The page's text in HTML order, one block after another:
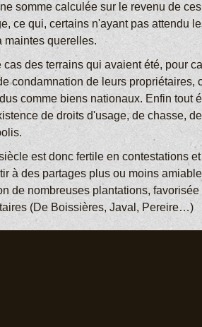
somme calculée sur le revenu de
ce qui, certains n'ayant pas attendu
maintes querelles.
cas des terrains qui avaient été, pour
condamnation de leurs propriétaires,
comme biens nationaux. Enfin tout
de droits d'usage, de chasse,
est donc fertile en contestations
à des partages plus ou moins
de nombreuses plantations, favorisée
(De Boissières, Javal, Pereire…)